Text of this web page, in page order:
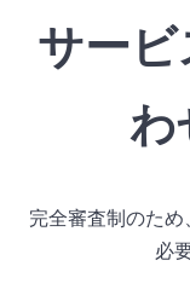
サー
わ
完全審査制のため
必